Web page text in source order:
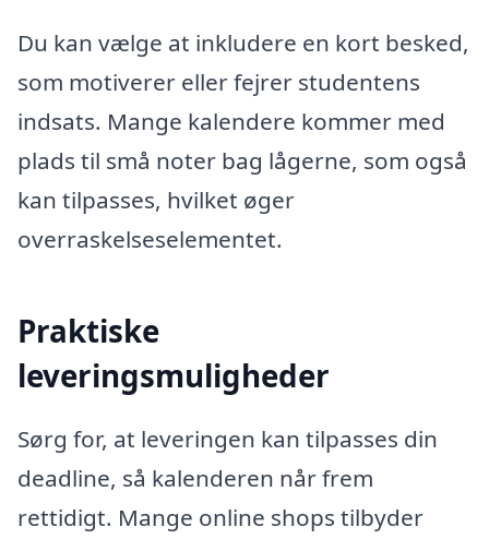
Du kan vælge at inkludere en kort besked,
som motiverer eller fejrer studentens
indsats. Mange kalendere kommer med
plads til små noter bag lågerne, som også
kan tilpasses, hvilket øger
overraskelseselementet.
Praktiske
leveringsmuligheder
Sørg for, at leveringen kan tilpasses din
deadline, så kalenderen når frem
rettidigt. Mange online shops tilbyder